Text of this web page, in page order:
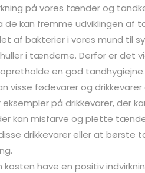
på vores tænder og
de kan fremme udviklingen af
af bakterier i vores mund til
i tænderne. Derfor er det
en god tandhygiejne.
visse fødevarer og
på drikkevarer, der
kan misfarve og plette
drikkevarer eller at børste
kosten have en positiv